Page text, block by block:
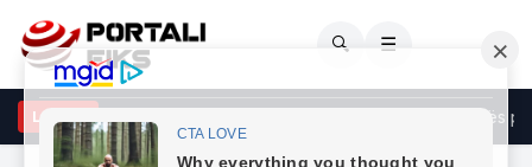
🔍 ☰
LAJME
kanë sot?” – Murati nxjerr në pah kundërthënien e opozitës për